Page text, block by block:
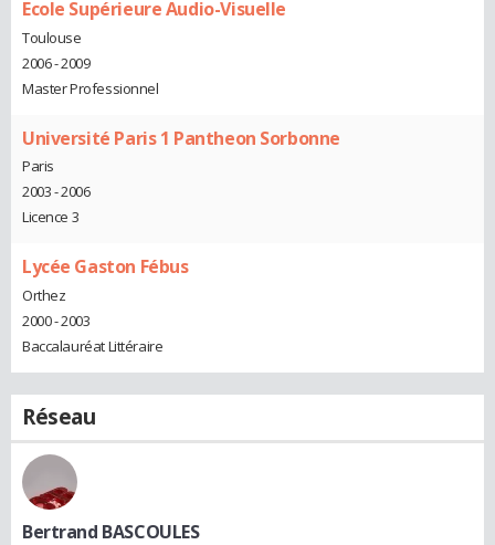
Ecole Supérieure Audio-Visuelle
Toulouse
2006 - 2009
Master Professionnel
Université Paris 1 Pantheon Sorbonne
Paris
2003 - 2006
Licence 3
Lycée Gaston Fébus
Orthez
2000 - 2003
Baccalauréat Littéraire
Réseau
Bertrand BASCOULES